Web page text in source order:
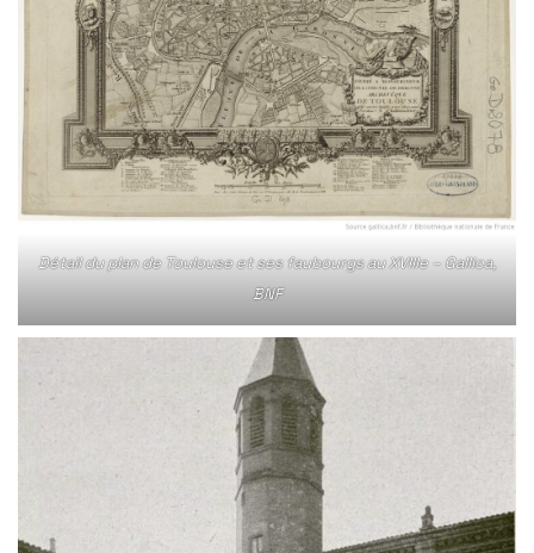
Détail du plan de Toulouse et ses faubourgs au XVIIIe – Gallica,
BNF